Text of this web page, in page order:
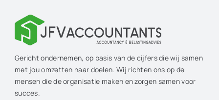
Gericht ondernemen, op basis van de cijfers die wij samen
met jou omzetten naar doelen. Wij richten ons op de
mensen die de organisatie maken en zorgen samen voor
succes.